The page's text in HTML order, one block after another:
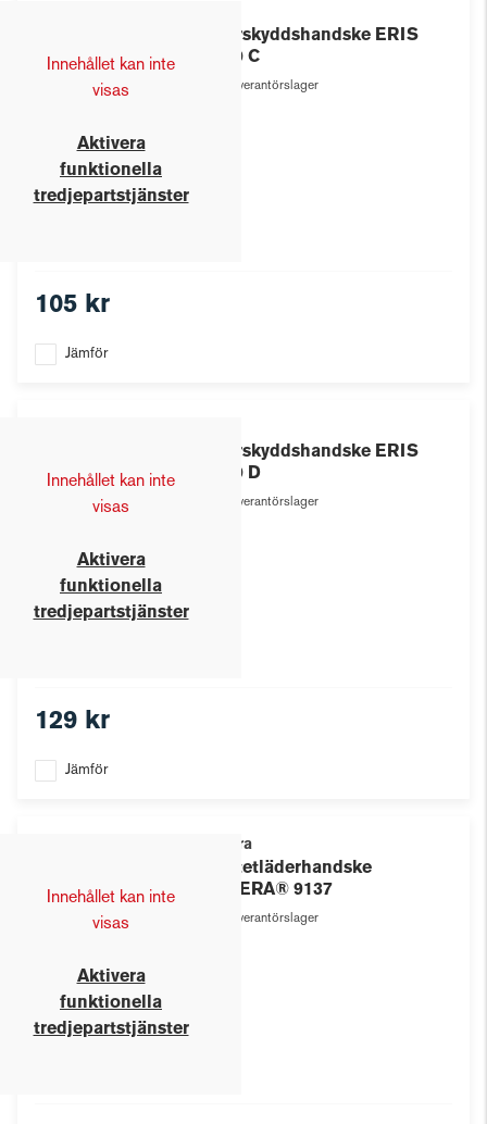
Innehållet kan inte
visas
Aktivera
funktionella
tredjepartstjänster
Skärskyddshandske ERIS
1110 C
Leverantörslager
105 kr
Jämför
Innehållet kan inte
visas
Aktivera
funktionella
tredjepartstjänster
Skärskyddshandske ERIS
1100 D
Leverantörslager
129 kr
Jämför
Innehållet kan inte
visas
Aktivera
funktionella
tredjepartstjänster
Tegera
Syntetläderhandske
TEGERA® 9137
Leverantörslager